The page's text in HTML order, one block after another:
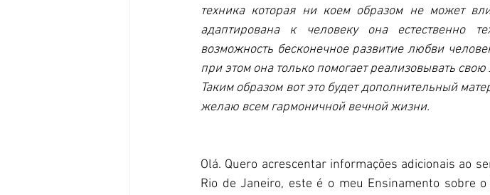
техника которая ни коем образом не может
адаптирована к человеку она естественно
возможность бесконечное развитие любви
при этом она только помогает реализовывать
Таким образом вот это будет дополнительный
желаю всем гармоничной вечной жизни.
Olá. Quero acrescentar informações adicionais ao
Rio de Janeiro, este é o meu Ensinamento sobre